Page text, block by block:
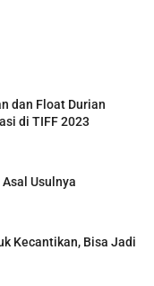
dan Float Durian
di TIFF 2023
Usulnya
Kecantikan, Bisa Jadi